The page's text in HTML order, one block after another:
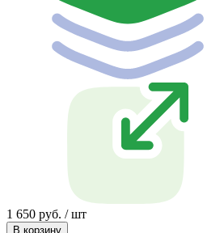
1 650 руб. / шт
В корзину